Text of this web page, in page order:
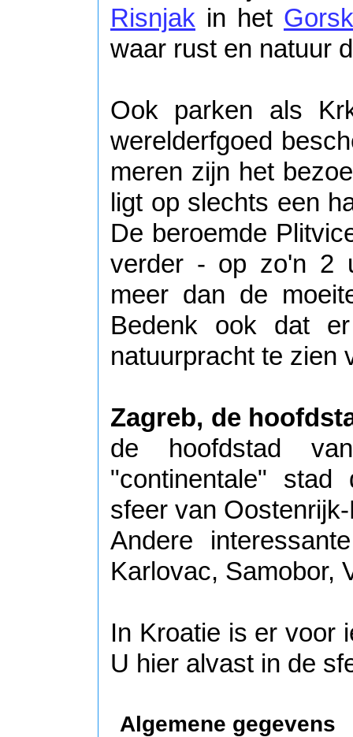
Risnjak in het
waar rust en natuur
Ook parken als
werelderfgoed
meren zijn het
ligt op slechts een
De beroemde
verder - op zo'n 2
meer dan de
Bedenk ook dat
natuurpracht te zien
Zagreb, de
de hoofdstad
"continentale" stad
sfeer van
Andere
Karlovac, Samobor,
In Kroatie is er voor
U hier alvast in de
Algemene gegevens